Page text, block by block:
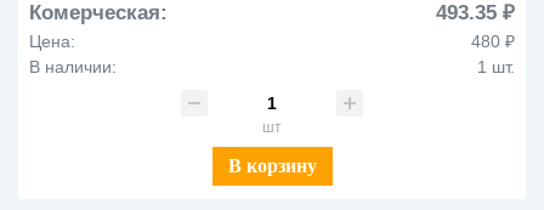
Комерческая: 493.35 ₽
Цена:
480 ₽
В наличии:
1 шт.
шт
В корзину